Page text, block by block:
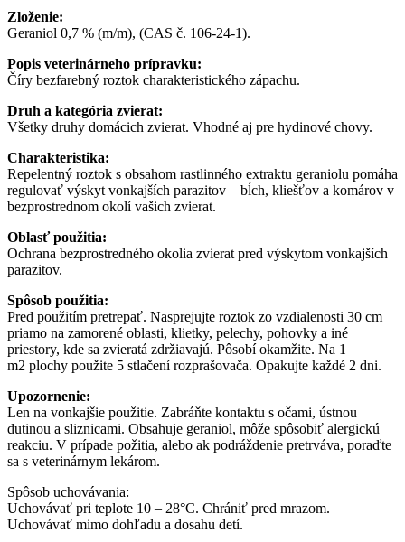
Zloženie:
Geraniol 0,7 % (m/m), (CAS č. 106-24-1).
Popis veterinárneho prípravku:
Číry bezfarebný roztok charakteristického zápachu.
Druh a kategória zvierat:
Všetky druhy domácich zvierat. Vhodné aj pre hydinové chovy.
Charakteristika:
Repelentný roztok s obsahom rastlinného extraktu geraniolu pomáha
regulovať výskyt vonkajších parazitov – bĺch, kliešťov a komárov v
bezprostrednom okolí vašich zvierat.
Oblasť použitia:
Ochrana bezprostredného okolia zvierat pred výskytom vonkajších
parazitov.
Spôsob použitia:
Pred použitím pretrepať. Nasprejujte roztok zo vzdialenosti 30 cm
priamo na zamorené oblasti, klietky, pelechy, pohovky a iné
priestory, kde sa zvieratá zdržiavajú. Pôsobí okamžite. Na 1
m2 plochy použite 5 stlačení rozprašovača. Opakujte každé 2 dni.
Upozornenie:
Len na vonkajšie použitie. Zabráňte kontaktu s očami, ústnou
dutinou a sliznicami. Obsahuje geraniol, môže spôsobiť alergickú
reakciu. V prípade požitia, alebo ak podráždenie pretrváva, poraďte
sa s veterinárnym lekárom.
Spôsob uchovávania:
Uchovávať pri teplote 10 – 28°C. Chrániť pred mrazom.
Uchovávať mimo dohľadu a dosahu detí.